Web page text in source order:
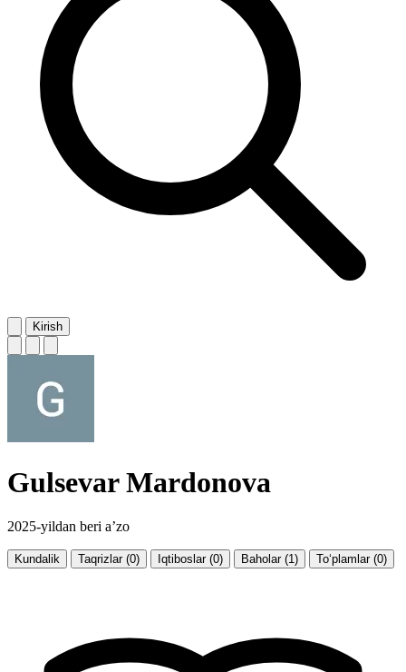
Kirish
Gulsevar Mardonova
2025-yildan beri a’zo
Kundalik Taqrizlar (0) Iqtiboslar (0) Baholar (1) To‘plamlar (0)